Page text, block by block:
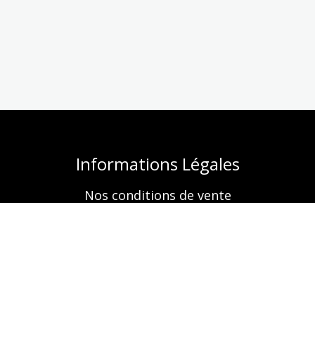
Informations Légales
Nos conditions de vente